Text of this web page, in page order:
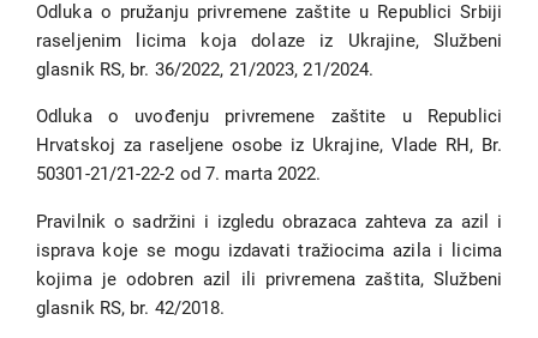
Odluka o pružanju privremene zaštite u Republici Srbiji
raseljenim licima koja dolaze iz Ukrajine, Službeni
glasnik RS, br. 36/2022, 21/2023, 21/2024.
Odluka o uvođenju privremene zaštite u Republici
Hrvatskoj za raseljene osobe iz Ukrajine, Vlade RH, Br.
50301-21/21-22-2 od 7. marta 2022.
Pravilnik o sadržini i izgledu obrazaca zahteva za azil i
isprava koje se mogu izdavati tražiocima azila i licima
kojima je odobren azil ili privremena zaštita, Službeni
glasnik RS, br. 42/2018.